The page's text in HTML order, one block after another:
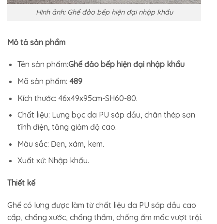
Hình ảnh: Ghế đảo bếp hiện đại nhập khẩu
Mô tả sản phẩm
Tên sản phẩm:Ghế đảo bếp hiện đại nhập khẩu
Mã sản phẩm: 489
Kích thước: 46x49x95cm-SH60-80.
Chất liệu: Lưng bọc da PU sáp dầu, chân thép sơn
tĩnh điện, tăng giảm độ cao.
Màu sắc: Đen, xám, kem.
Xuất xứ: Nhập khẩu.
Thiết kế
Ghế có lưng được làm từ chất liệu da PU sáp dầu cao
cấp, chống xước, chống thấm, chống ẩm mốc vượt trội.